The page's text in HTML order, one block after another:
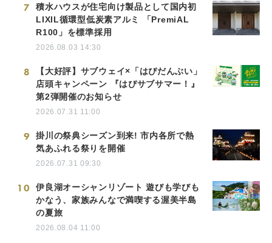
7
積水ハウスが住宅向け製品として国内初
LIXIL循環型低炭素アルミ 「PremiAL
R100」を標準採用
2026.08.03 14:30
8
【大好評】サブウェイ×「はぴだんぶい」
店頭キャンペーン 『はぴサブサマー！』
第2弾開催のお知らせ
2026.07.31 11:00
9
掛川の祭典シーズン到来! 市内各所で熱
気あふれる祭りを開催
2026.07.31 09:30
10
伊良湖オーシャンリゾート 遊びも学びも
かなう、家族みんなで満喫する渥美半島
の夏旅
2026.08.04 11:00